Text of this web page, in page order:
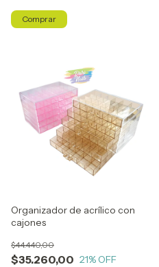
Organizador de acrílico con
cajones
$35.260,00
$44.440,00
21% OFF